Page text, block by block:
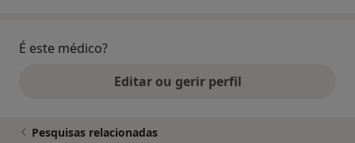
É este médico?
Editar ou gerir perfil
Pesquisas relacionadas